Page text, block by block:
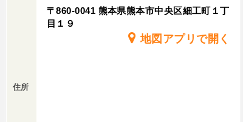
住所
〒860-0041 熊本県熊本市中央区細工町１丁
目１９
地図アプリで開く